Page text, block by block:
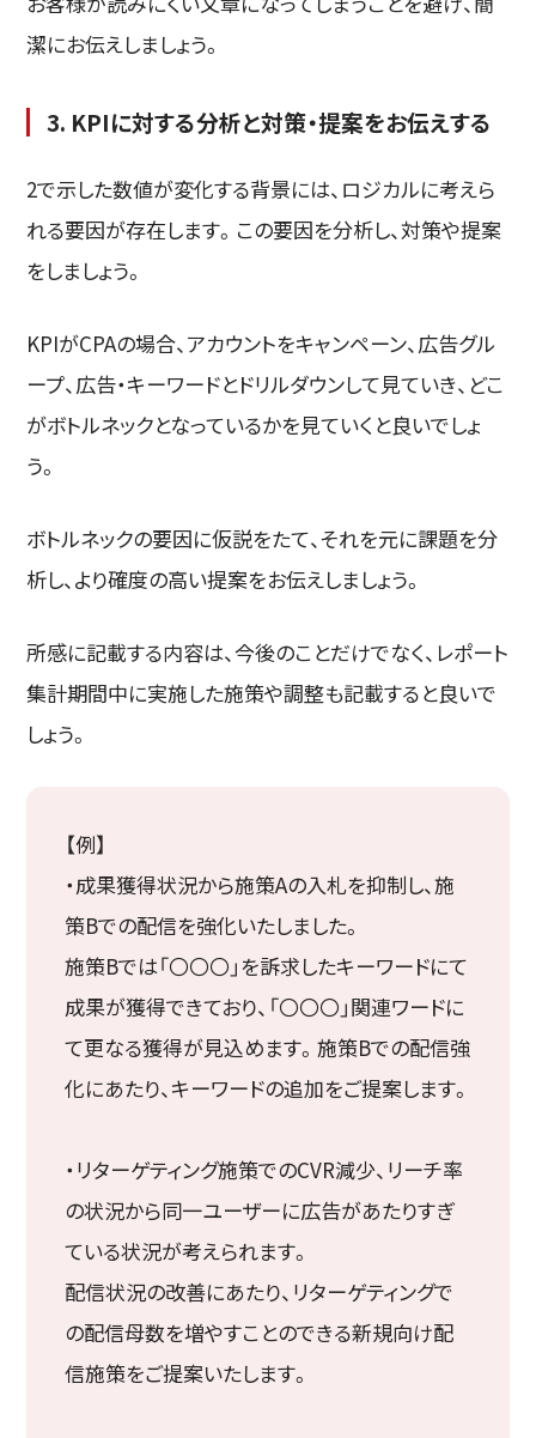
潔にお伝えしましょう。
3. KPIに対する分析と対策・提案をお伝えする
2で示した数値が変化する背景には、ロジカルに考えら
れる要因が存在します。この要因を分析し、対策や提案
をしましょう。
KPIがCPAの場合、アカウントをキャンペーン、広告グル
ープ、広告・キーワードとドリルダウンして見ていき、どこ
がボトルネックとなっているかを見ていくと良いでしょ
う。
ボトルネックの要因に仮説をたて、それを元に課題を分
析し、より確度の高い提案をお伝えしましょう。
所感に記載する内容は、今後のことだけでなく、レポート
集計期間中に実施した施策や調整も記載すると良いで
しょう。
【例】
・成果獲得状況から施策Aの入札を抑制し、施
策Bでの配信を強化いたしました。
施策Bでは「〇〇〇」を訴求したキーワードにて
成果が獲得できており、「〇〇〇」関連ワードに
て更なる獲得が見込めます。施策Bでの配信強
化にあたり、キーワードの追加をご提案します。
・リターゲティング施策でのCVR減少、リーチ率
の状況から同一ユーザーに広告があたりすぎ
ている状況が考えられます。
配信状況の改善にあたり、リターゲティングで
の配信母数を増やすことのできる新規向け配
信施策をご提案いたします。